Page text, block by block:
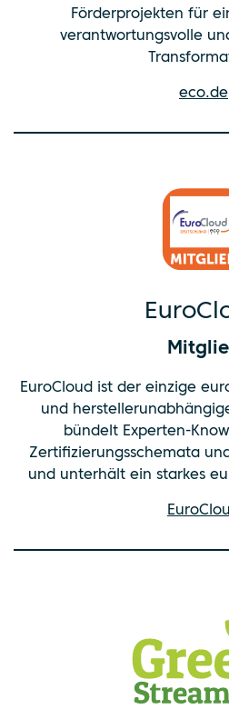
Förderprojekten für
verantwortungsvolle
eco.de
EuroCloud ist der einzige
und
bündelt Experten-
Zertifizierungsschemata
und unterhält ein starkes